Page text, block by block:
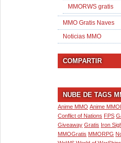
MMORWS gratis
MMO Gratis Naves
Noticias MMO
COMPARTIR
NUBE DE TAGS
Anime MMO Anime
Conflict of Nations FPS
Giveaway Gratis Iron
MMOGratis MMORPG